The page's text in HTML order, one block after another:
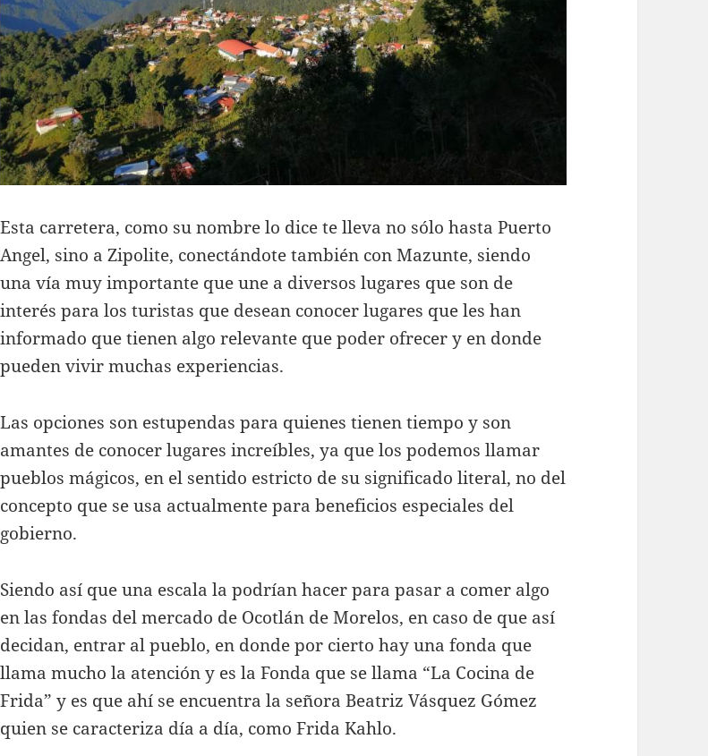
Esta carretera, como su nombre lo dice te lleva no sólo hasta Puerto
Angel, sino a Zipolite, conectándote también con Mazunte, siendo
una vía muy importante que une a diversos lugares que son de
interés para los turistas que desean conocer lugares que les han
informado que tienen algo relevante que poder ofrecer y en donde
pueden vivir muchas experiencias.
Las opciones son estupendas para quienes tienen tiempo y son
amantes de conocer lugares increíbles, ya que los podemos llamar
pueblos mágicos, en el sentido estricto de su significado literal, no del
concepto que se usa actualmente para beneficios especiales del
gobierno.
Siendo así que una escala la podrían hacer para pasar a comer algo
en las fondas del mercado de Ocotlán de Morelos, en caso de que así
decidan, entrar al pueblo, en donde por cierto hay una fonda que
llama mucho la atención y es la Fonda que se llama “La Cocina de
Frida” y es que ahí se encuentra la señora Beatriz Vásquez Gómez
quien se caracteriza día a día, como Frida Kahlo.